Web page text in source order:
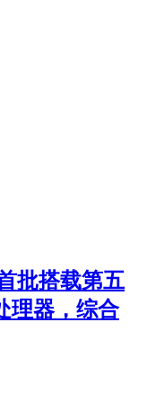
批搭载第五
理器，综合